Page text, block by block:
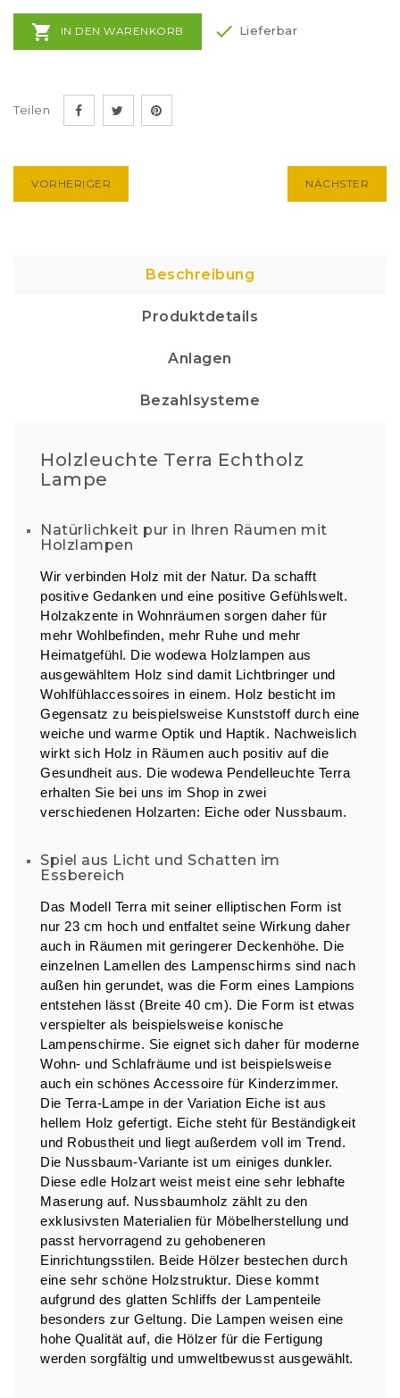
 IN DEN WARENKORB  Lieferbar
Teilen
VORHERIGER NÄCHSTER
Beschreibung
Produktdetails
Anlagen
Bezahlsysteme
Holzleuchte Terra Echtholz
Lampe
Natürlichkeit pur in Ihren Räumen mit
Holzlampen
Wir verbinden Holz mit der Natur. Da schafft
positive Gedanken und eine positive Gefühlswelt.
Holzakzente in Wohnräumen sorgen daher für
mehr Wohlbefinden, mehr Ruhe und mehr
Heimatgefühl. Die wodewa Holzlampen aus
ausgewähltem Holz sind damit Lichtbringer und
Wohlfühlaccessoires in einem. Holz besticht im
Gegensatz zu beispielsweise Kunststoff durch eine
weiche und warme Optik und Haptik. Nachweislich
wirkt sich Holz in Räumen auch positiv auf die
Gesundheit aus. Die wodewa Pendelleuchte Terra
erhalten Sie bei uns im Shop in zwei
verschiedenen Holzarten: Eiche oder Nussbaum.
Spiel aus Licht und Schatten im
Essbereich
Das Modell Terra mit seiner elliptischen Form ist
nur 23 cm hoch und entfaltet seine Wirkung daher
auch in Räumen mit geringerer Deckenhöhe. Die
einzelnen Lamellen des Lampenschirms sind nach
außen hin gerundet, was die Form eines Lampions
entstehen lässt (Breite 40 cm). Die Form ist etwas
verspielter als beispielsweise konische
Lampenschirme. Sie eignet sich daher für moderne
Wohn- und Schlafräume und ist beispielsweise
auch ein schönes Accessoire für Kinderzimmer.
Die Terra-Lampe in der Variation Eiche ist aus
hellem Holz gefertigt. Eiche steht für Beständigkeit
und Robustheit und liegt außerdem voll im Trend.
Die Nussbaum-Variante ist um einiges dunkler.
Diese edle Holzart weist meist eine sehr lebhafte
Maserung auf. Nussbaumholz zählt zu den
exklusivsten Materialien für Möbelherstellung und
passt hervorragend zu gehobeneren
Einrichtungsstilen. Beide Hölzer bestechen durch
eine sehr schöne Holzstruktur. Diese kommt
aufgrund des glatten Schliffs der Lampenteile
besonders zur Geltung. Die Lampen weisen eine
hohe Qualität auf, die Hölzer für die Fertigung
werden sorgfältig und umweltbewusst ausgewählt.